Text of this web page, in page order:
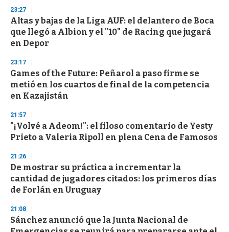
d
s
o
f
3
s
e
c
o
n
23:27
Altas y bajas de la Liga AUF: el delantero de Boca
que llegó a Albion y el "10" de Racing que jugará
en Depor
23:17
Games of the Future: Peñarol a paso firme se
metió en los cuartos de final de la competencia
en Kazajistán
21:57
"¡Volvé a Adeom!": el filoso comentario de Yesty
Prieto a Valeria Ripoll en plena Cena de Famosos
21:26
De mostrar su práctica a incrementar la
cantidad de jugadores citados: los primeros días
de Forlán en Uruguay
21:08
Sánchez anunció que la Junta Nacional de